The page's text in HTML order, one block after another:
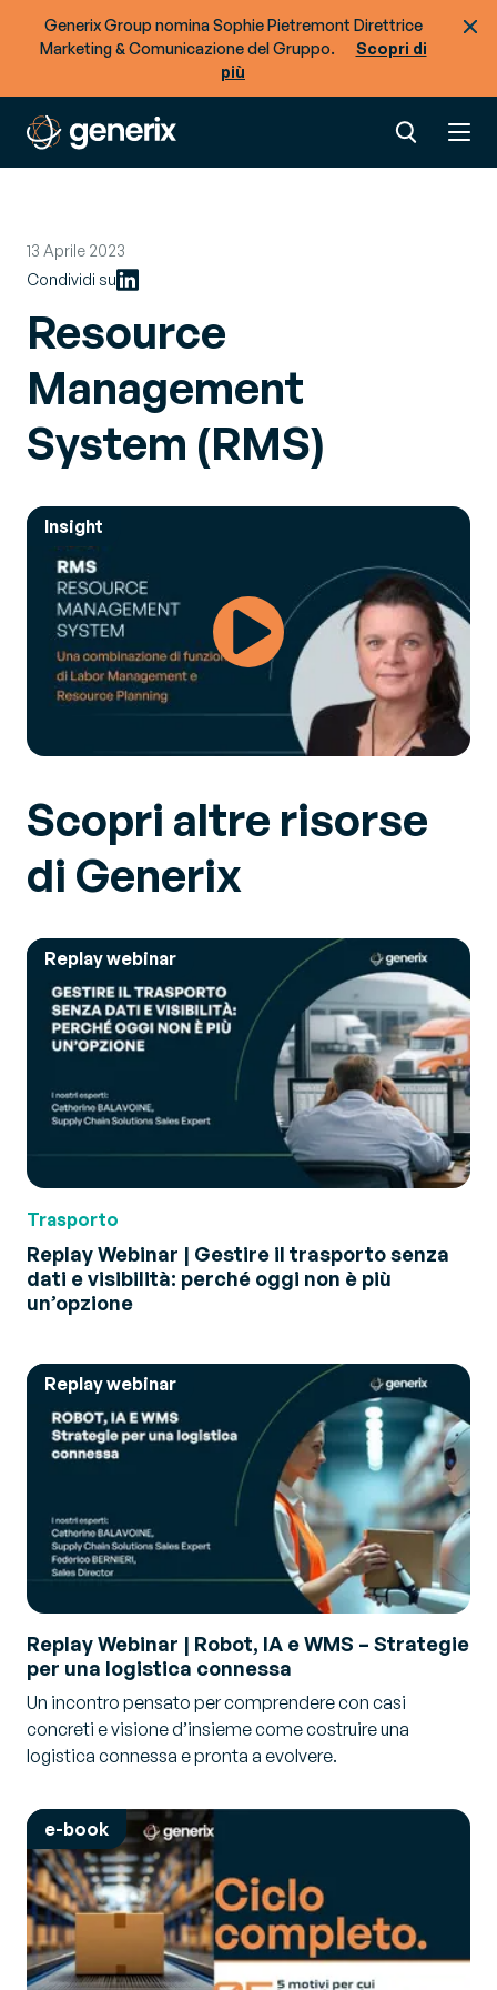
Generix Group nomina Sophie Pietremont Direttrice
Marketing & Comunicazione del Gruppo.
Scopri di
più
13 Aprile 2023
Condividi su
Resource
Management
System (RMS)
Insight
Scopri altre risorse
di Generix
Replay webinar
Trasporto
Replay Webinar | Gestire il trasporto senza
dati e visibilità: perché oggi non è più
un’opzione
Replay webinar
Replay Webinar | Robot, IA e WMS – Strategie
per una logistica connessa
Un incontro pensato per comprendere con casi
concreti e visione d’insieme come costruire una
logistica connessa e pronta a evolvere.
e-book